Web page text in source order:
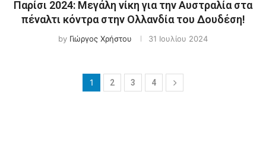
Παρίσι 2024: Μεγάλη νίκη για την Αυστραλία στα
πέναλτι κόντρα στην Ολλανδία του Δουδέση!
by Γιώργος Χρήστου 31 Ιουλίου 2024
1 2 3 4